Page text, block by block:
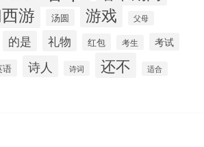
游 汤圆 游戏 父母
的是 礼物 红包 考生 考试
语 诗人 诗词 还不 适合